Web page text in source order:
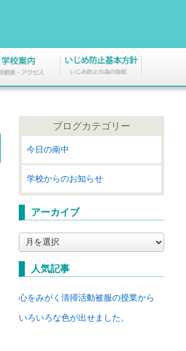
ブログカテゴリー
今日の南中
学校からのお知らせ
アーカイブ
ー
カ
イ
人気記事
心をみがく清掃活動被服の授業から
いろいろな色が出せました。